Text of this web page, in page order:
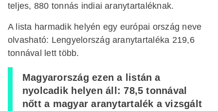
teljes, 880 tonnás indiai aranytartaléknak.
A lista harmadik helyén egy európai ország neve
olvasható: Lengyelország aranytartaléka 219,6
tonnával lett több.
Magyarország ezen a listán a
nyolcadik helyen áll: 78,5 tonnával
nőtt a magyar aranytartalék a vizsgált